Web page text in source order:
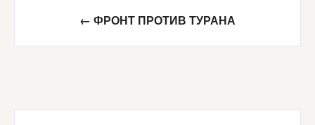
navigation
← ФРОНТ ПРОТИВ ТУРАНА